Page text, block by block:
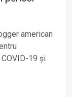
american
19 și